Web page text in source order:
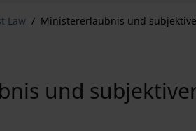
Law / Ministererlaubnis und
und